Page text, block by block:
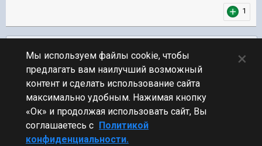
1
ПЕРЕЙТИ К СПИСКУ ТЕМ
Обсуждение Мира Кораблей
Стиль
Мы используем файлы cookie, чтобы
предлагать вам наилучший возможный
контент и сделать использование сайта
максимально удобным. Нажимая кнопку
«Ок» и продолжая использовать сайт, Вы
соглашаетесь с Политикой
конфиденциальности.
×